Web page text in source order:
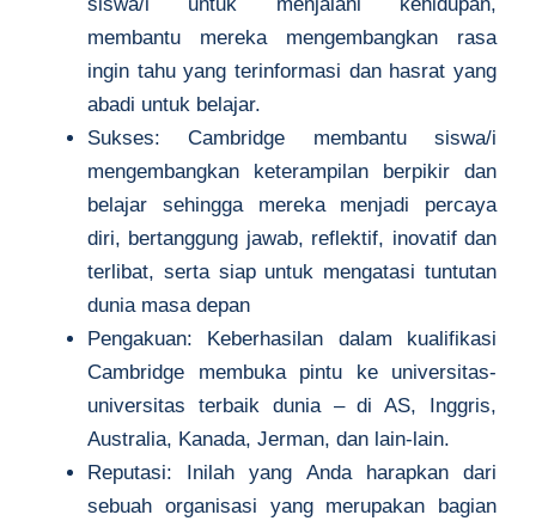
siswa/i untuk menjalani kehidupan,
membantu mereka mengembangkan rasa
ingin tahu yang terinformasi dan hasrat yang
abadi untuk belajar.
Sukses: Cambridge membantu siswa/i
mengembangkan keterampilan berpikir dan
belajar sehingga mereka menjadi percaya
diri, bertanggung jawab, reflektif, inovatif dan
terlibat, serta siap untuk mengatasi tuntutan
dunia masa depan
Pengakuan: Keberhasilan dalam kualifikasi
Cambridge membuka pintu ke universitas-
universitas terbaik dunia – di AS, Inggris,
Australia, Kanada, Jerman, dan lain-lain.
Reputasi: Inilah yang Anda harapkan dari
sebuah organisasi yang merupakan bagian